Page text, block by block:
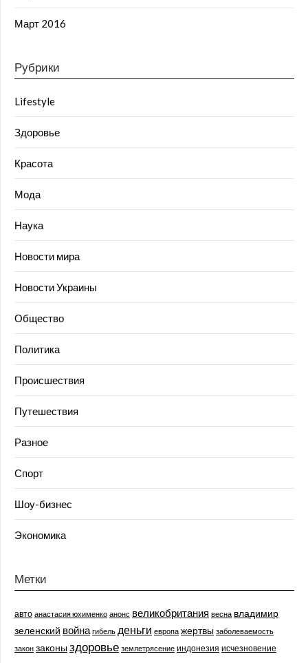
Март 2016
Рубрики
Lifestyle
Здоровье
Красота
Мода
Наука
Новости мира
Новости Украины
Общество
Политика
Происшествия
Путешествия
Разное
Спорт
Шоу-бизнес
Экономика
Метки
авто анастасия юхименко анонс великобритания весна владимир
зеленский война гибель деньги европа жертвы заболеваемость
закон законыздоровье землетрясение индонезия исчезновение